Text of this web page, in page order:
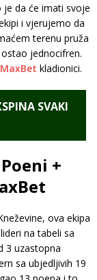
da će imati svoje
i vjerujemo da
terenu pruža
jednocifren.
MaxBet kladionici.
SVAKI
+
ova ekipa
na tabeli sa
3 uzastopna
sa ubjedljivih 19